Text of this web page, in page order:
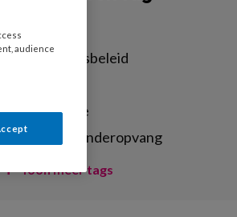
Alle tags
achterstandsbeleid
administratie
agrarische kinderopvang
Toon meer tags
audience